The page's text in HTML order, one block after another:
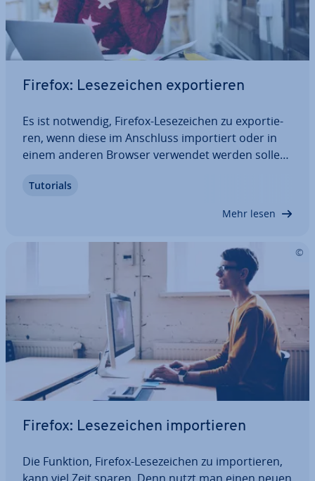
Firefox: Le­se­zei­chen ex­por­tie­ren
Es ist notwendig, Firefox-Le­se­zei­chen zu ex­por­tie­
ren, wenn diese im Anschluss im­por­tiert oder in
einem anderen Browser verwendet werden sollen.
über­tra­gen werden, was eine Menge Zeit spart. Mit
Tutorials
Mehr lesen
Firefox: Le­se­zei­chen im­por­tie­ren
Die Funktion, Firefox-Le­se­zei­chen zu im­por­tie­ren,